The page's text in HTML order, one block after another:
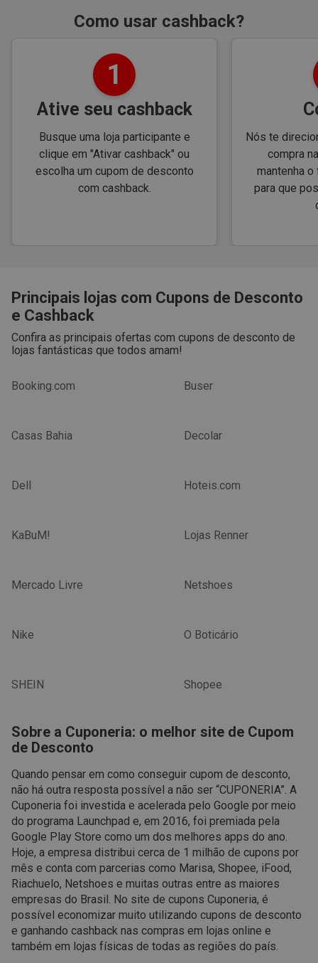
Como usar cashback?
1
Ative seu cashback
Busque uma loja participante e
clique em "Ativar cashback" ou
escolha um cupom de desconto
com cashback.
Nós te
compra
mantenha o
para que
Principais lojas com Cupons de Desconto
e Cashback
Confira as principais ofertas com cupons de desconto de
lojas fantásticas que todos amam!
Booking.com Buser
Casas Bahia Decolar
Dell Hoteis.com
KaBuM! Lojas Renner
Mercado Livre Netshoes
Nike O Boticário
SHEIN Shopee
Sobre a Cuponeria: o melhor site de Cupom
de Desconto
Quando pensar em como conseguir cupom de desconto,
não há outra resposta possível a não ser “CUPONERIA”. A
Cuponeria foi investida e acelerada pelo Google por meio
do programa Launchpad e, em 2016, foi premiada pela
Google Play Store como um dos melhores apps do ano.
Hoje, a empresa distribui cerca de 1 milhão de cupons por
mês e conta com parcerias como Marisa, Shopee, iFood,
Riachuelo, Netshoes e muitas outras entre as maiores
empresas do Brasil. No site de cupons Cuponeria, é
possível economizar muito utilizando cupons de desconto
e ganhando cashback nas compras em lojas online e
também em lojas físicas de todas as regiões do país.